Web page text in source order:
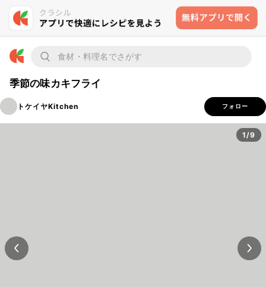
季節の味カキフライ
トケイヤKitchen フォロー
1/9